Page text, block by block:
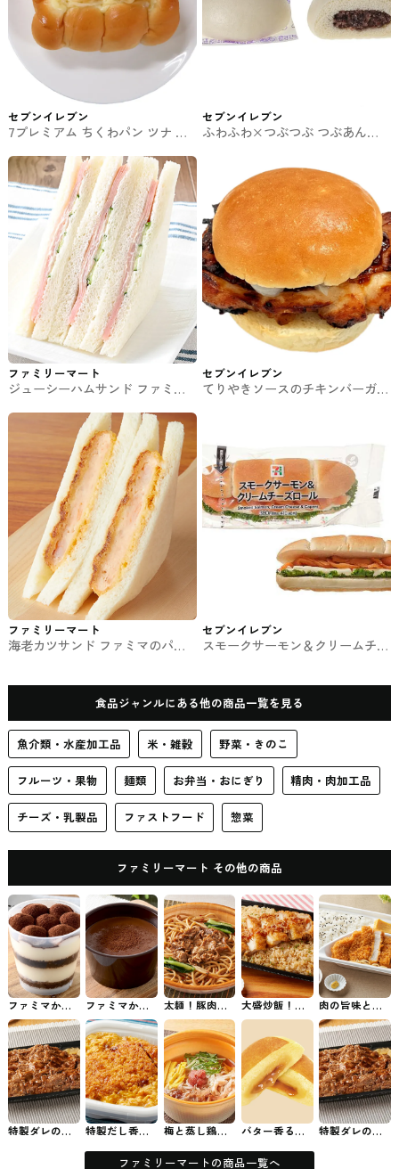
セブンイレブン
7プレミアム ちくわパン ツナ セ
セブンイレブン
ふわふわ×つぶつぶ つぶあんま
ファミリーマート
ジューシーハムサンド ファミマ
セブンイレブン
てりやきソースのチキンバーガー
ファミリーマート
海老カツサンド ファミマのパ
セブンイレブン
スモークサーモン＆クリームチー
食品ジャンルにある他の商品一覧を見る
魚介類・水産加工品 米・雑穀 野菜・きのこ
フルーツ・果物 麺類 お弁当・おにぎり 精肉・肉加工品
チーズ・乳製品 ファストフード 惣菜
ファミリーマート その他の商品
ファミマから
発売された北
海道マスカル
ポーネ使用テ
ィラミス #コ
ンビニスイー
ツ
ファミマから
発売された濃
厚メルティシ
ョコラ #コン
ビニスイーツ
太麺！豚肉と
小松菜の焦が
し醤油パスタ
ファミマのパ
スタ
大盛炒飯！台
湾風から揚げ
弁当 ファミマ
のお弁当
肉の旨味とや
わらか食感！
特製とんかつ
弁当 ファミマ
のお弁当
特製ダレの炙
り焼牛カルビ
特製だし香
る！三元豚の
ロースかつ丼
ファミマのお
梅と蒸し鶏の
あったかそう
めん ファミマ
の素麺
バター香るホ
ットケーキま
ん ファミマの
中華まん
特製ダレの炙
り焼牛カルビ
ファミリーマートの商品一覧へ